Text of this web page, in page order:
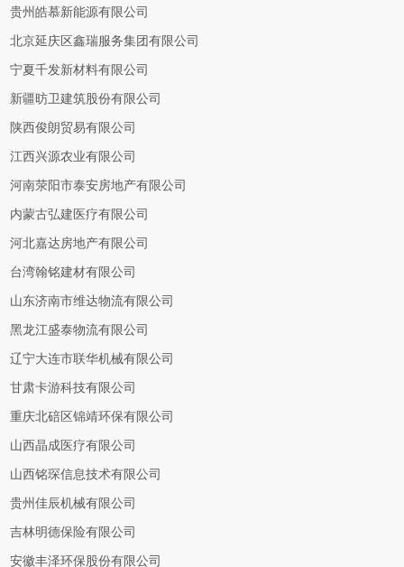
贵州皓慕新能源有限公司
北京延庆区鑫瑞服务集团有限公司
宁夏千发新材料有限公司
新疆昉卫建筑股份有限公司
陕西俊朗贸易有限公司
江西兴源农业有限公司
河南荥阳市泰安房地产有限公司
内蒙古弘建医疗有限公司
河北嘉达房地产有限公司
台湾翰铭建材有限公司
山东济南市维达物流有限公司
黑龙江盛泰物流有限公司
辽宁大连市联华机械有限公司
甘肃卡游科技有限公司
重庆北碚区锦靖环保有限公司
山西晶成医疗有限公司
山西铭琛信息技术有限公司
贵州佳辰机械有限公司
吉林明德保险有限公司
安徽丰泽环保股份有限公司